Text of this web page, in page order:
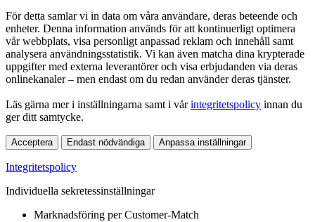
För detta samlar vi in data om våra användare, deras beteende och
enheter. Denna information används för att kontinuerligt optimera
vår webbplats, visa personligt anpassad reklam och innehåll samt
analysera användningsstatistik. Vi kan även matcha dina krypterade
uppgifter med externa leverantörer och visa erbjudanden via deras
onlinekanaler – men endast om du redan använder deras tjänster.
Läs gärna mer i inställningarna samt i vårintegritetspolicy innan du
ger ditt samtycke.
Acceptera Endast nödvändiga Anpassa inställningar
Integritetspolicy
Individuella sekretessinställningar
Marknadsföring per Customer-Match